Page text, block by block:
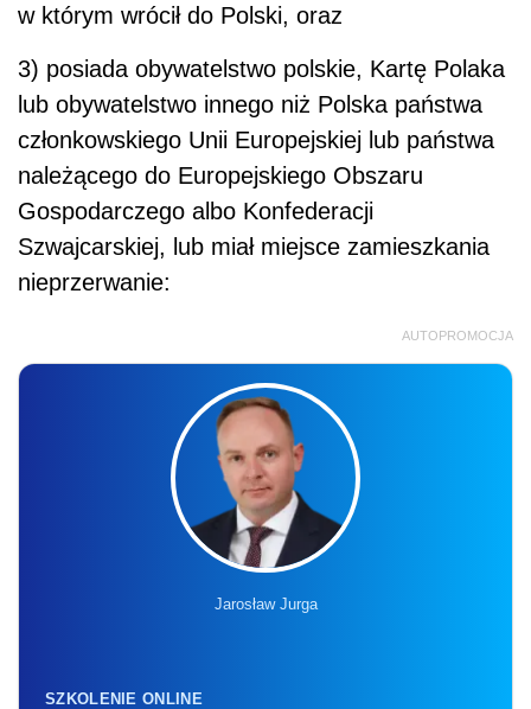
w którym wrócił do Polski, oraz
3) posiada obywatelstwo polskie, Kartę Polaka
lub obywatelstwo innego niż Polska państwa
członkowskiego Unii Europejskiej lub państwa
należącego do Europejskiego Obszaru
Gospodarczego albo Konfederacji
Szwajcarskiej, lub miał miejsce zamieszkania
nieprzerwanie:
AUTOPROMOCJA
Jarosław Jurga
SZKOLENIE ONLINE